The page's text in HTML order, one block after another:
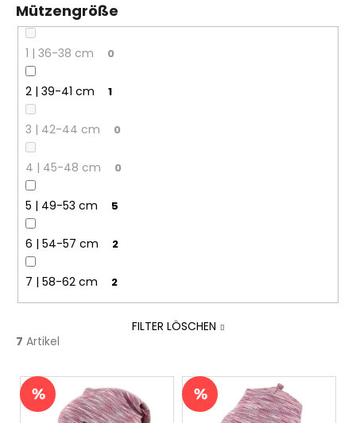
Mützengröße
1 | 36-38 cm 0
2 | 39-41 cm 1
3 | 42-44 cm 0
4 | 45-48 cm 0
5 | 49-53 cm 5
6 | 54-57 cm 2
7 | 58-62 cm 2
FILTER LÖSCHEN
7 Artikel
L
i